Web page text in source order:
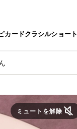
カードクラシルショート
ミュートを解除